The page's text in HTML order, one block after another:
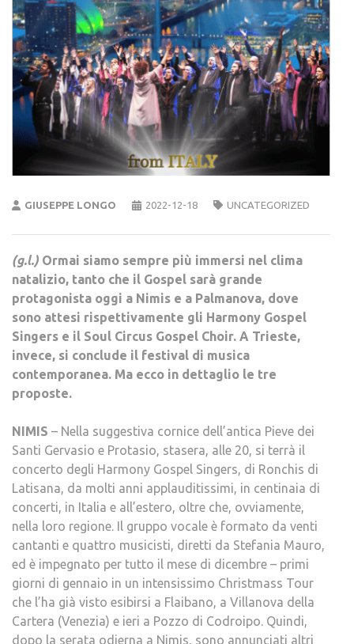
GIUSEPPE LONGO 2022-12-18 UNCATEGORIZED
(g.l.) Ormai siamo sempre più immersi nel clima
natalizio, tanto che il Gospel sarà grande
protagonista oggi a Nimis e a Palmanova, dove
sono attesi rispettivamente gli Harmony Gospel
Singers e il Soul Circus Gospel Choir. A Trieste,
invece, si conclude il festival di musica
contemporanea. Ma ecco in dettaglio le tre
proposte.
NIMIS – Nella suggestiva cornice dell’antica Pieve dei
Santi Gervasio e Protasio, stasera, alle 20, si terrà il
concerto degli Harmony Gospel Singers, di Ronchis di
Latisana, da molti anni applauditissimi, in centinaia di
concerti, in Italia e all’estero, oltre che, ovviamente,
nella loro regione. Il gruppo vocale è formato da venti
cantanti e quattro musicisti, diretti da Stefania Mauro,
ed è impegnato per tutto il mese di dicembre – primi
giorni di gennaio in un intensissimo Christmass Tour
che l’ha già visto esibirsi a Flaibano, a Villanova della
Cartera (Venezia) e ieri a Pozzo di Codroipo. Quindi,
dopo la serata odierna a Nimis, sono annunciati altri